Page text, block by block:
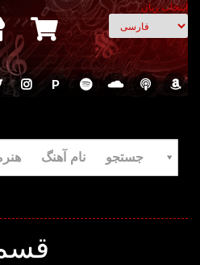
انتخاب زبان
P
جستجو نام آهنگ